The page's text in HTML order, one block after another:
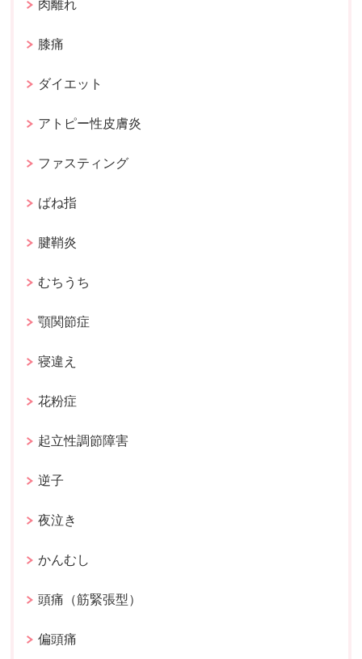
肉離れ
膝痛
ダイエット
アトピー性皮膚炎
ファスティング
ばね指
腱鞘炎
むちうち
顎関節症
寝違え
花粉症
起立性調節障害
逆子
夜泣き
かんむし
頭痛（筋緊張型）
偏頭痛